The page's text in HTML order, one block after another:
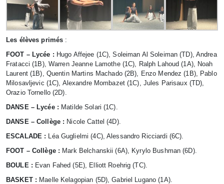
Les élèves primés :
FOOT – Lycée : Hugo Affejee (1C), Soleiman Al Soleiman (TD), Andrea
Fratacci (1B), Warren Jeanne Lamothe (1C), Ralph Lahoud (1A), Noah
Laurent (1B), Quentin Martins Machado (2B), Enzo Mendez (1B), Pablo
Milosavljevic (1C), Alexandre Mombazet (1C), Jules Parisaux (TD),
Orazio Tornello (2D).
DANSE – Lycée : Matilde Solari (1C).
DANSE – Collège : Nicole Cattel (4D).
ESCALADE : Léa Guglielmi (4C), Alessandro Ricciardi (6C).
FOOT – Collège : Mark Belchanskii (6A), Kyrylo Bushman (6D).
BOULE : Evan Fahed (5E), Elliott Roehrig (TC).
BASKET : Maelle Kelagopian (5D), Gabriel Lugano (1A).